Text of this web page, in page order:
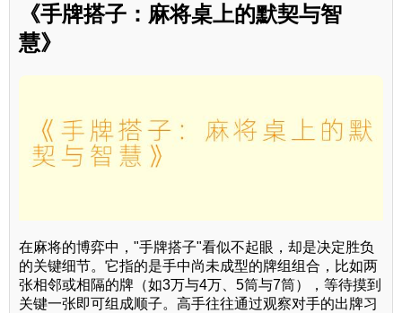
《手牌搭子：麻将桌上的默契与智
慧》
在麻将的博弈中，"手牌搭子"看似不起眼，却是决定胜负
的关键细节。它指的是手中尚未成型的牌组组合，比如两
张相邻或相隔的牌（如3万与4万、5筒与7筒），等待摸到
关键一张即可组成顺子。高手往往通过观察对手的出牌习